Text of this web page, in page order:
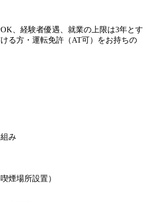
、経験者優遇、就業の上限は3年とす
る方・運転免許（AT可）をお持ちの
み
煙場所設置）